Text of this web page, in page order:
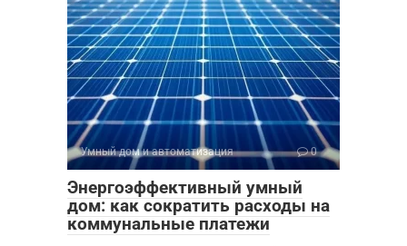
Умный дом и автоматизация 0
Энергоэффективный умный
дом: как сократить расходы на
коммунальные платежи